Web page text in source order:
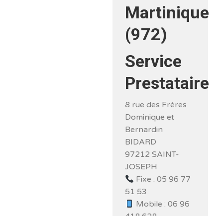
Martinique
(972)
Service
Prestataire
8 rue des Frères
Dominique et
Bernardin
BIDARD
97212 SAINT-
JOSEPH
Fixe : 05 96 77
51 53
Mobile : 06 96